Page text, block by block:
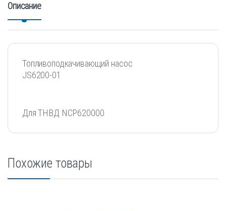
Описание
Топливоподкачивающий насос
JS6200-01
Для ТНВД NCP620000
Похожие товары